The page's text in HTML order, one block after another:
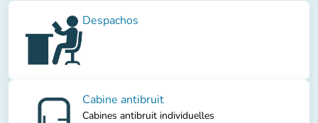
Despachos
Cabine antibruit
Cabines antibruit individuelles